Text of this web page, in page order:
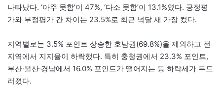
나타났다. ‘아주 못함’이 47%, ‘다소 못함’이 13.1%였다. 긍정평
가와 부정평가 간 차이는 23.5%로 최근 넉달 새 가장 컸다.
지역별로는 3.5% 포인트 상승한 호남권(69.8%)을 제외하고 전
지역에서 지지율이 하락했다. 특히 충청권에서 23.3% 포인트,
부산·울산·경남에서 16.0% 포인트가 떨어지는 등 하락세가 두드
러졌다.